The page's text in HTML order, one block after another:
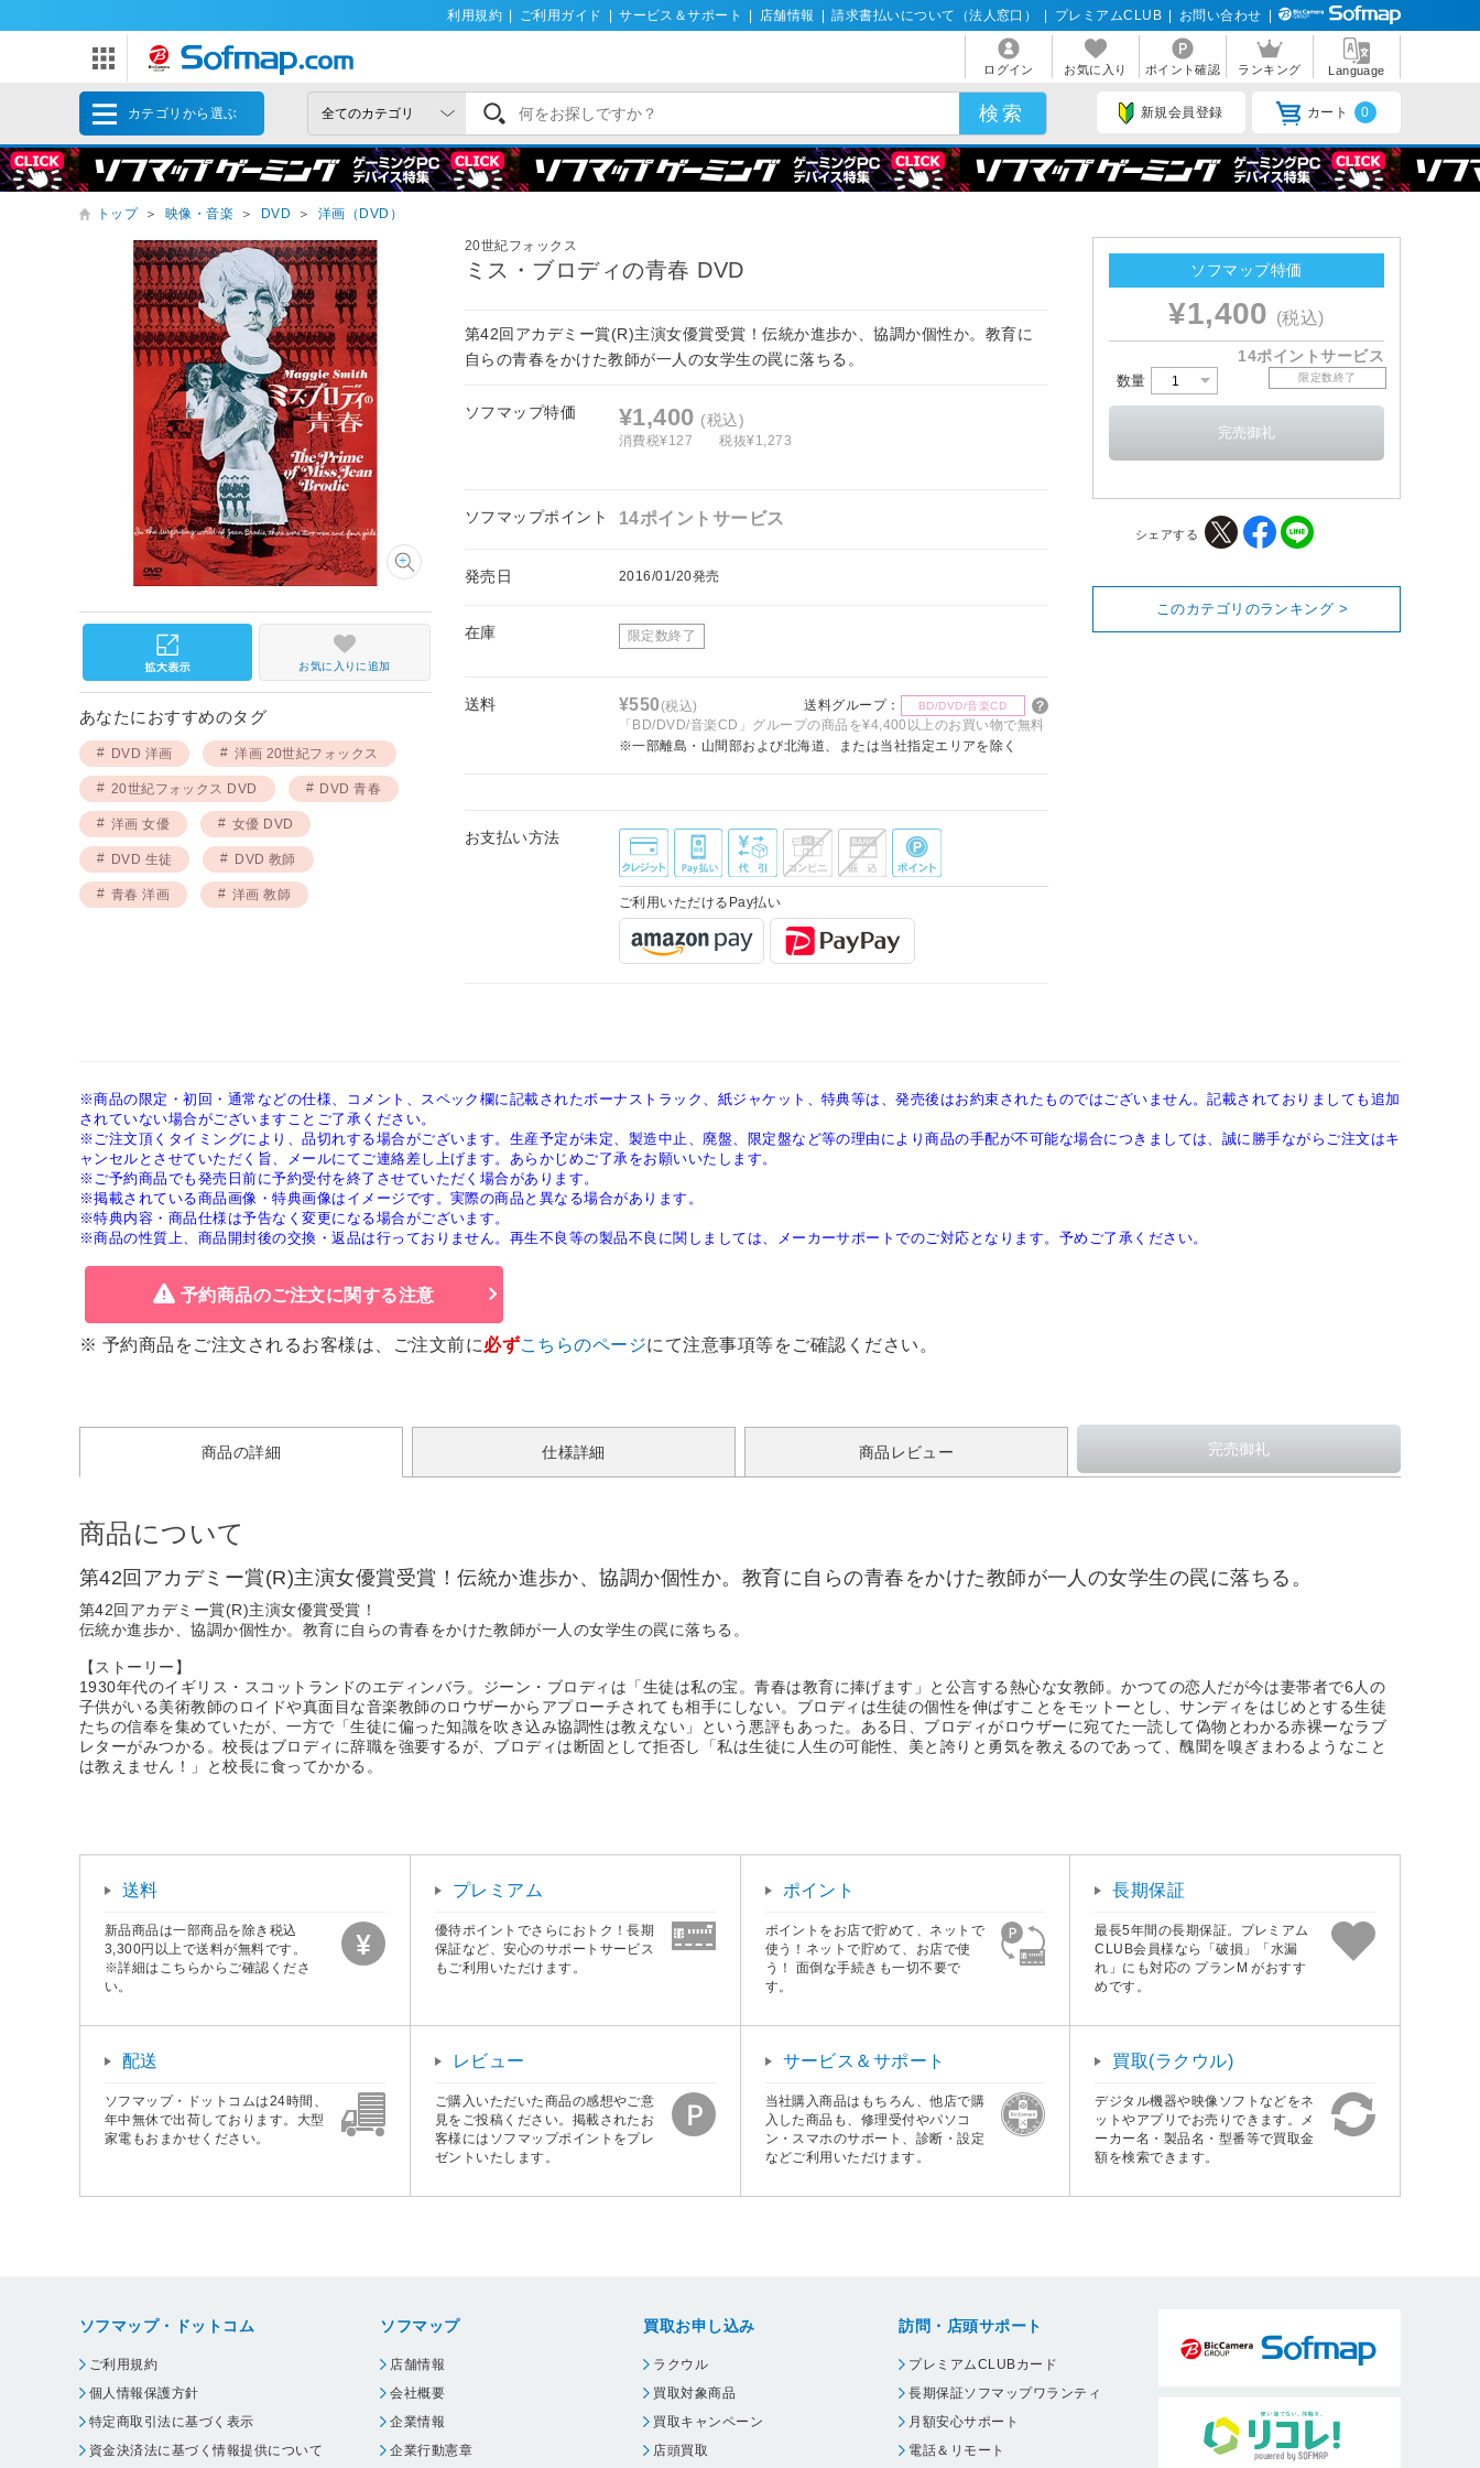
利用規約 ご利用ガイド サービス＆サポート 店舗情報 請求書払いについて（法人窓口） プレミアムCLUB お問い合わせ
ログイン お気に入り ポイント確認 ランキング Language
カテゴリから選ぶ 新規会員登録 カート 0
トップ ＞ 映像・音楽 ＞ DVD ＞ 洋画（DVD）
20世紀フォックス
ミス・ブロディの青春 DVD
第42回アカデミー賞(R)主演女優賞受賞！伝統か進歩か、協調か個性か。教育に
自らの青春をかけた教師が一人の女学生の罠に落ちる。
ソフマップ特価 ¥1,400 (税込)
消費税¥127 税抜¥1,273
ソフマップポイント 14ポイントサービス
発売日 2016/01/20発売
在庫 限定数終了
送料 ¥550(税込) 送料グループ： BD/DVD/音楽CD
「BD/DVD/音楽CD」グループの商品を¥4,400以上のお買い物で無料
※一部離島・山間部および北海道、または当社指定エリアを除く
お支払い方法
ご利用いただけるPay払い
お気に入りに追加
あなたにおすすめのタグ
DVD 洋画 洋画 20世紀フォックス
20世紀フォックス DVD DVD 青春
洋画 女優 女優 DVD
DVD 生徒 DVD 教師
青春 洋画 洋画 教師
ソフマップ特価
¥1,400 (税込)
14ポイントサービス
数量 限定数終了
シェアする
このカテゴリのランキング >
※商品の限定・初回・通常などの仕様、コメント、スペック欄に記載されたボーナストラック、紙ジャケット、特典等は、発売後はお約束されたものではございません。記載されておりましても追加
されていない場合がございますことご了承ください。
※ご注文頂くタイミングにより、品切れする場合がございます。生産予定が未定、製造中止、廃盤、限定盤など等の理由により商品の手配が不可能な場合につきましては、誠に勝手ながらご注文はキ
ャンセルとさせていただく旨、メールにてご連絡差し上げます。あらかじめご了承をお願いいたします。
※ご予約商品でも発売日前に予約受付を終了させていただく場合があります。
※掲載されている商品画像・特典画像はイメージです。実際の商品と異なる場合があります。
※特典内容・商品仕様は予告なく変更になる場合がございます。
※商品の性質上、商品開封後の交換・返品は行っておりません。再生不良等の製品不良に関しましては、メーカーサポートでのご対応となります。予めご了承ください。
予約商品のご注文に関する注意
※ 予約商品をご注文されるお客様は、ご注文前に必ずこちらのページにて注意事項等をご確認ください。
商品の詳細 仕様詳細 商品レビュー
商品について
第42回アカデミー賞(R)主演女優賞受賞！伝統か進歩か、協調か個性か。教育に自らの青春をかけた教師が一人の女学生の罠に落ちる。
第42回アカデミー賞(R)主演女優賞受賞！
伝統か進歩か、協調か個性か。教育に自らの青春をかけた教師が一人の女学生の罠に落ちる。
【ストーリー】
1930年代のイギリス・スコットランドのエディンバラ。ジーン・ブロディは「生徒は私の宝。青春は教育に捧げます」と公言する熱心な女教師。かつての恋人だが今は妻帯者で6人の
子供がいる美術教師のロイドや真面目な音楽教師のロウザーからアプローチされても相手にしない。ブロディは生徒の個性を伸ばすことをモットーとし、サンディをはじめとする生徒
たちの信奉を集めていたが、一方で「生徒に偏った知識を吹き込み協調性は教えない」という悪評もあった。ある日、ブロディがロウザーに宛てた一読して偽物とわかる赤裸ーなラブ
レターがみつかる。校長はブロディに辞職を強要するが、ブロディは断固として拒否し「私は生徒に人生の可能性、美と誇りと勇気を教えるのであって、醜聞を嗅ぎまわるようなこと
は教えません！」と校長に食ってかかる。
送料
新品商品は一部商品を除き税込
3,300円以上で送料が無料です。
※詳細はこちらからご確認くださ
い。
プレミアム
優待ポイントでさらにおトク！長期
保証など、安心のサポートサービス
もご利用いただけます。
ポイント
ポイントをお店で貯めて、ネットで
使う！ネットで貯めて、お店で使
う！ 面倒な手続きも一切不要で
す。
長期保証
最長5年間の長期保証。プレミアム
CLUB会員様なら「破損」「水漏
れ」にも対応の プランM がおすす
めです。
配送
ソフマップ・ドットコムは24時間、
年中無休で出荷しております。大型
家電もおまかせください。
レビュー
ご購入いただいた商品の感想やご意
見をご投稿ください。掲載されたお
客様にはソフマップポイントをプレ
ゼントいたします。
サービス＆サポート
当社購入商品はもちろん、他店で購
入した商品も、修理受付やパソコ
ン・スマホのサポート、診断・設定
などご利用いただけます。
買取(ラクウル)
デジタル機器や映像ソフトなどをネ
ットやアプリでお売りできます。メ
ーカー名・製品名・型番等で買取金
額を検索できます。
ソフマップ・ドットコム
ご利用規約
個人情報保護方針
特定商取引法に基づく表示
資金決済法に基づく情報提供について
ソフマップ
店舗情報
会社概要
企業情報
企業行動憲章
買取お申し込み
ラクウル
買取対象商品
買取キャンペーン
店頭買取
訪問・店頭サポート
プレミアムCLUBカード
長期保証ソフマップワランティ
月額安心サポート
電話＆リモート